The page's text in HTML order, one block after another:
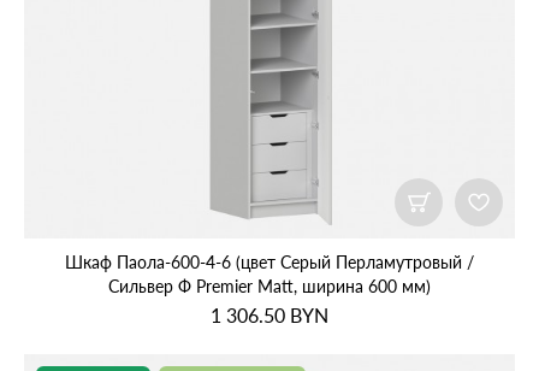
Шкаф Паола‑600‑4‑6 (цвет Серый Перламутровый /
Сильвер Ф Premier Matt, ширина 600 мм)
1 306.50 BYN